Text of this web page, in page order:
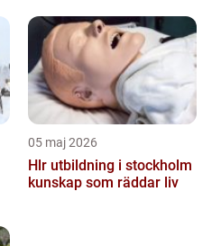
05 maj 2026
Hlr utbildning i stockholm
kunskap som räddar liv